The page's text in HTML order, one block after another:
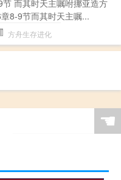
而其时天主嘱咐挪亚造方
8-9节而其时天主嘱...
方舟生存进化
☚